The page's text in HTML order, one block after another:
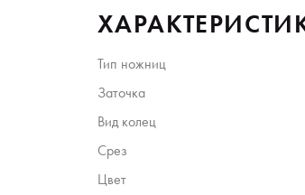
Тип ножниц
Заточка
Вид колец
Срез
Цвет